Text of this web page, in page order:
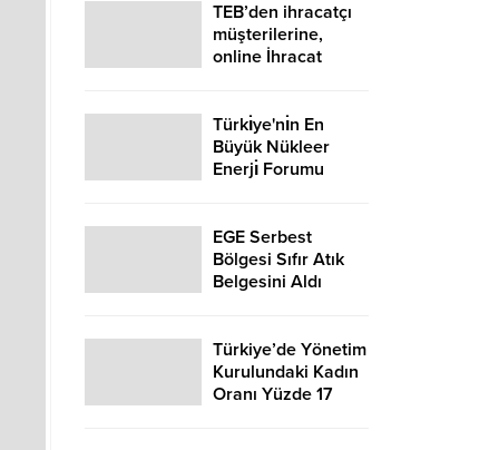
TEB’den ihracatçı
müşterilerine,
online İhracat
düzenleme
kolaylığı
Türkı̇ye'nı̇n En
Büyük Nükleer
Enerjı̇ Forumu
Akkuyu Nükleer'in
Ana
Sponsorluğunda
EGE Serbest
Bölgesi Sıfır Atık
Belgesini Aldı
Türkiye’de Yönetim
Kurulundaki Kadın
Oranı Yüzde 17